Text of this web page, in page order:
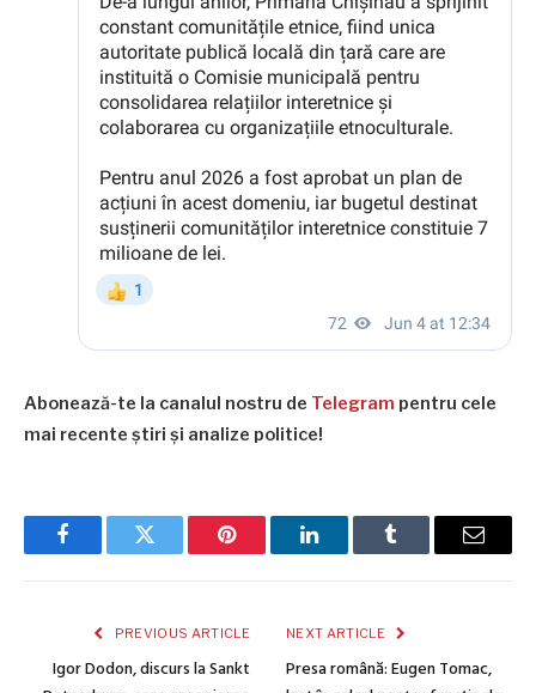
Abonează-te la canalul nostru de Telegram pentru cele
mai recente știri și analize politice!
FacebookTwitter Pinterest LinkedInTumblr Email
PREVIOUS ARTICLE
Igor Dodon, discurs la Sankt
NEXT ARTICLE
Presa română: Eugen Tomac,